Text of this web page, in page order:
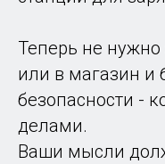
Теперь не нужно
или в магазин и
безопасности -
делами.
Ваши мысли